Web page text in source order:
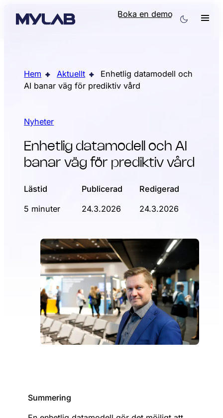
Boka en demo
Hem Aktuellt
Enhetlig datamodell och
AI banar väg för prediktiv vård
Nyheter
Enhetlig datamodell och AI
banar väg för prediktiv vård
Lästid
5 minuter
Publicerad
24.3.2026
Redigerad
24.3.2026
Summering